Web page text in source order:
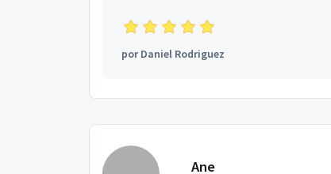
porDaniel Rodriguez
Ane